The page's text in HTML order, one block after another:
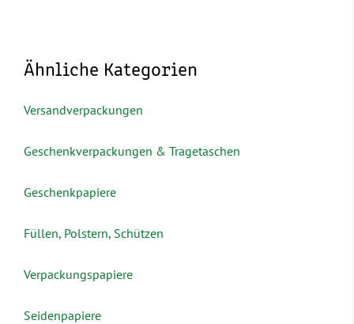
Ähnliche Kategorien
Versandverpackungen
Geschenkverpackungen & Tragetaschen
Geschenkpapiere
Füllen, Polstern, Schützen
Verpackungspapiere
Seidenpapiere